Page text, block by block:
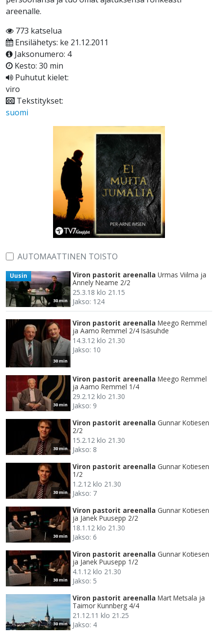
areenalle.
773 katselua
Ensilähetys: ke 21.12.2011
Jaksonumero: 4
Kesto: 30 min
Puhutut kielet:
viro
Tekstitykset:
suomi
AUTOMAATTINEN TOISTO
30 min
Uusin Viron pastorit areenalla Urmas Viilma ja
Annely Neame 2/2
25.3.18 klo 21.15
Jakso: 124
30 min
Viron pastorit areenalla Meego Remmel
ja Aamo Remmel 2/4 Isäsuhde
14.3.12 klo 21.30
Jakso: 10
30 min
Viron pastorit areenalla Meego Remmel
ja Aamo Remmel 1/4
29.2.12 klo 21.30
Jakso: 9
30 min
Viron pastorit areenalla Gunnar Kotiesen
2/2
15.2.12 klo 21.30
Jakso: 8
30 min
Viron pastorit areenalla Gunnar Kotiesen
1/2
1.2.12 klo 21.30
Jakso: 7
30 min
Viron pastorit areenalla Gunnar Kotiesen
ja Janek Puusepp 2/2
18.1.12 klo 21.30
Jakso: 6
30 min
Viron pastorit areenalla Gunnar Kotiesen
ja Janek Puusepp 1/2
4.1.12 klo 21.30
Jakso: 5
30 min
Viron pastorit areenalla Mart Metsala ja
Taimor Kunnberg 4/4
21.12.11 klo 21.25
Jakso: 4